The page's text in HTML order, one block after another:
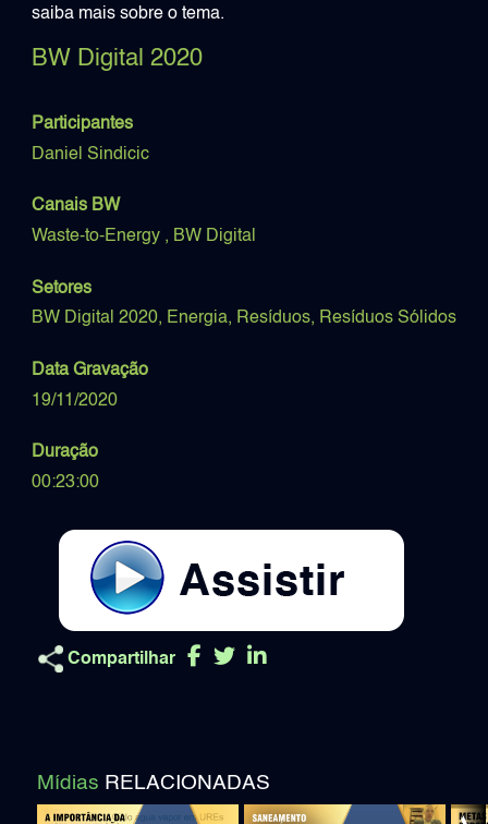
saiba mais sobre o tema.
BW Digital 2020
Participantes
Daniel Sindicic
Canais BW
Waste-to-Energy , BW Digital
Setores
BW Digital 2020, Energia, Resíduos, Resíduos Sólidos
Data Gravação
19/11/2020
Duração
00:23:00
Compartilhar
Mídias RELACIONADAS